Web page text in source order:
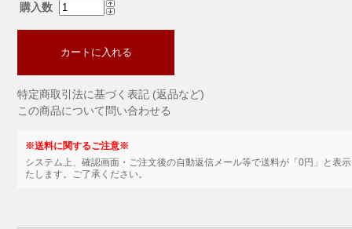
購入数
カートに入れる
特定商取引法に基づく表記 (返品など)
この商品について問い合わせる
※送料に関するご注意※
システム上、確認画面・ご注文後の自動返信メール等で送料が「0円」と表
たします。ご了承ください。